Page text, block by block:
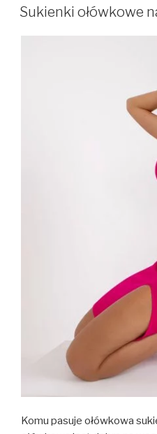
W
Sukienki ołówkowe
Komu pasuje ołówkowa